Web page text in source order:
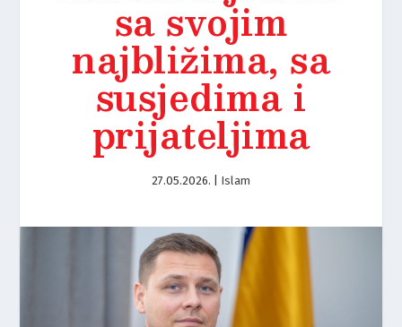
sa svojim
najbližima, sa
susjedima i
prijateljima
27.05.2026. Islam